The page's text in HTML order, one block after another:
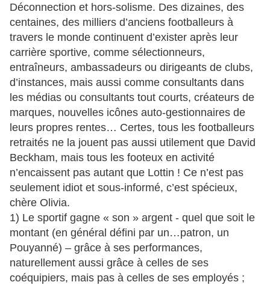
Déconnection et hors-solisme. Des dizaines, des
centaines, des milliers d’anciens footballeurs à
travers le monde continuent d’exister après leur
carrière sportive, comme sélectionneurs,
entraîneurs, ambassadeurs ou dirigeants de clubs,
d’instances, mais aussi comme consultants dans
les médias ou consultants tout courts, créateurs de
marques, nouvelles icônes auto-gestionnaires de
leurs propres rentes… Certes, tous les footballeurs
retraités ne la jouent pas aussi utilement que David
Beckham, mais tous les footeux en activité
n’encaissent pas autant que Lottin ! Ce n’est pas
seulement idiot et sous-informé, c’est spécieux,
chère Olivia.
1) Le sportif gagne « son » argent - quel que soit le
montant (en général défini par un…patron, un
Pouyanné) – grâce à ses performances,
naturellement aussi grâce à celles de ses
coéquipiers, mais pas à celles de ses employés ;